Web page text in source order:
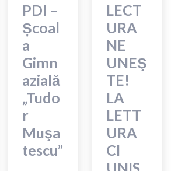
PDI –
Școal
a
Gimn
azială
„Tudo
r
Muşa
tescu”
LECT
URA
NE
UNEŞ
TE!
LA
LETT
URA
CI
UNIS